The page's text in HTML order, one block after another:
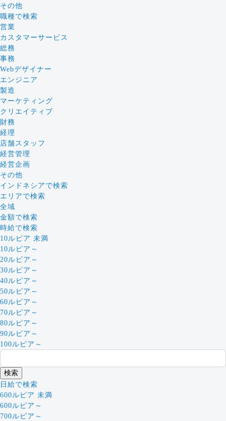
その他
職種で検索
営業
カスタマーサービス
総務
事務
Webデザイナー
エンジニア
製造
マーケティング
クリエイティブ
財務
経理
店舗スタッフ
経営管理
経営企画
その他
インドネシアで検索
エリアで検索
全域
金額で検索
時給で検索
10ルピア 未満
10ルピア～
20ルピア～
30ルピア～
40ルピア～
50ルピア～
60ルピア～
70ルピア～
80ルピア～
90ルピア～
100ルピア～
日給で検索
600ルピア 未満
600ルピア～
700ルピア～